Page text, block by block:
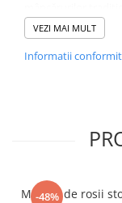
în spații bine
Cele140 de orificii
uniformă,
Flacără
Consum redus
VEZI MAI MULT
Informatii
-48%
Masina de rosii